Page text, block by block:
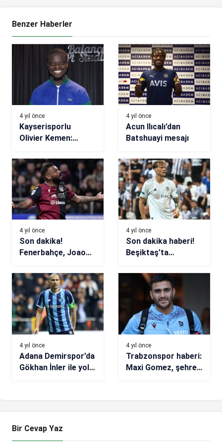
Benzer Haberler
4 yıl önce
Kayserisporlu
Olivier Kemen:
edecektir
4 yıl önce
Acun Ilıcalı’dan
Batshuayi mesajı
4 yıl önce
Son dakika!
Fenerbahçe, Joao
katmaya
hazırlanıyor
4 yıl önce
Son dakika haberi!
Beşiktaş’ta
yükselişi başladı
4 yıl önce
Adana Demirspor’da
Gökhan İnler ile yola
4 yıl önce
Trabzonspor haberi:
Maxi Gomez, şehre
Bir Cevap Yaz